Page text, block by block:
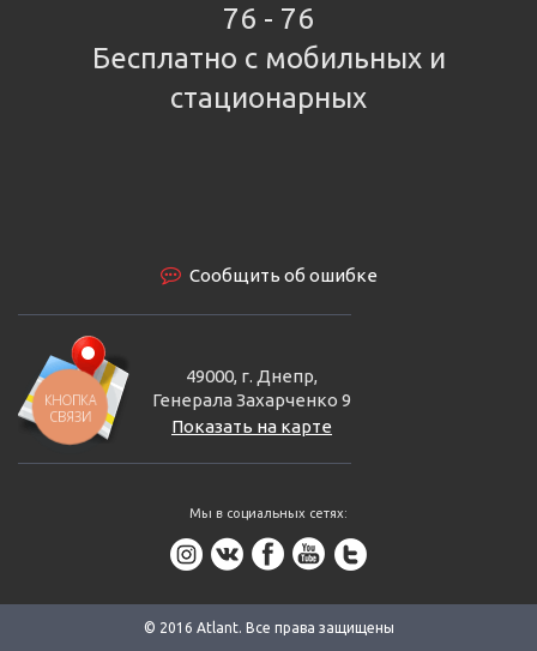
76 - 76
Бесплатно с мобильных и
стационарных
Сообщить об ошибке
49000, г. Днепр,
Генерала Захарченко 9
Показать на карте
Мы в социальных сетях:
© 2016 Аtlant. Все права защищены
КНОПКА
СВЯЗИ